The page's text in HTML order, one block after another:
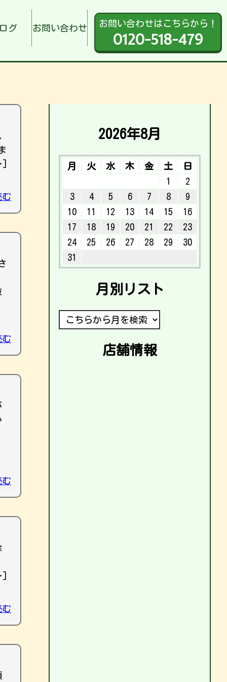
グ お問い合わせ お問い合わせはこちらから！
0120-518-479
む
む
む
む
2026年8月
月 火 水 木 金 土
日
1
2
3
4 5 6 7 8
9
10
11 12 13 14 15
16
17
18 19 20 21 22
23
24
25 26 27 28 29
30
31
月別リスト
店舗情報